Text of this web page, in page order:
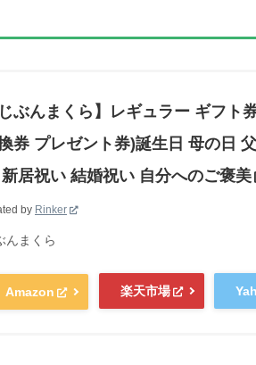
じぶんまくら】レギュラー ギフト
券 プレゼント券)誕生日 母の日
居祝い 結婚祝い 自分へのご褒美
by Rinker
んまくら
Amazon 楽天市場